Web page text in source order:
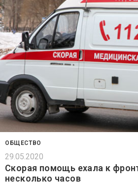
ОБЩЕСТВО
29.05.2020
Скорая помощь ехала к
несколько часов